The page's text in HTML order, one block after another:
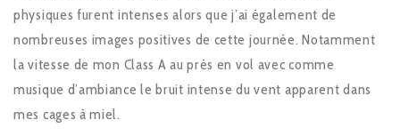
physiques furent intenses alors que j’ai également de
nombreuses images positives de cette journée. Notamment
la vitesse de mon Class A au près en vol avec comme
musique d’ambiance le bruit intense du vent apparent dans
mes cages à miel.